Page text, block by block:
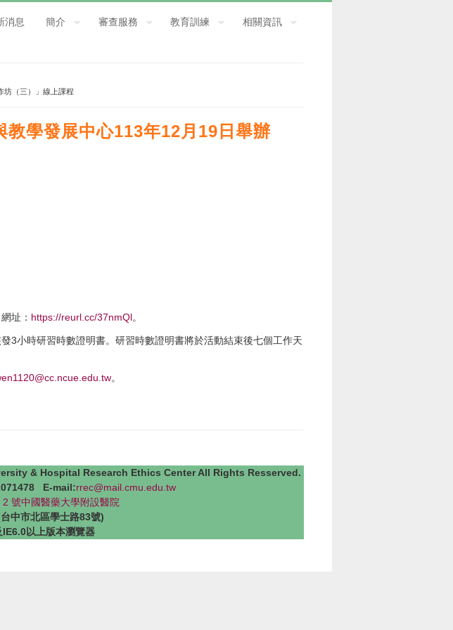
消息 簡介 審查服務 教育訓練 相關資訊
坊（三）」線上課程
學發展中心113年12月19日舉辦
址： https://reurl.cc/37nmQl。
3小時研習時數證明書。研習時數證明書將於活動結束後七個工作天
。
& Hospital Research Ethics Center All Rights Resserved.
E-mail:rrec@mail.cmu.edu.tw
號中國醫藥大學附設醫院
中市北區學士路83號)
以上版本瀏覽器